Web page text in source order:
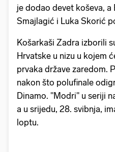
je dodao devet koševa, a
Smajlagić i Luka Skorić
Košarkaši Zadra izborili
Hrvatske u nizu u kojem
prvaka države zaredom.
nakon što polufinale
Dinamo. "Modri" u seriji
a u srijedu, 28. svibnja,
loptu.